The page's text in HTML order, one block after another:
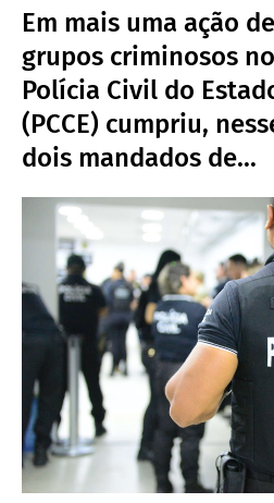
Em mais uma ação
grupos criminosos
Polícia Civil do
(PCCE) cumpriu,
dois mandados de...